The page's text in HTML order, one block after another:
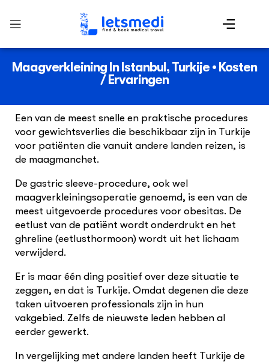
Maagverkleining In Istanbul, Turkije • Kosten
/ Ervaringen
Een van de meest snelle en praktische procedures
voor gewichtsverlies die beschikbaar zijn in Turkije
voor patiënten die vanuit andere landen reizen, is
de maagmanchet.
De gastric sleeve-procedure, ook wel
maagverkleiningsoperatie genoemd, is een van de
meest uitgevoerde procedures voor obesitas. De
eetlust van de patiënt wordt onderdrukt en het
ghreline (eetlusthormoon) wordt uit het lichaam
verwijderd.
Er is maar één ding positief over deze situatie te
zeggen, en dat is Turkije. Omdat degenen die deze
taken uitvoeren professionals zijn in hun
vakgebied. Zelfs de nieuwste leden hebben al
eerder gewerkt.
In vergelijking met andere landen heeft Turkije de